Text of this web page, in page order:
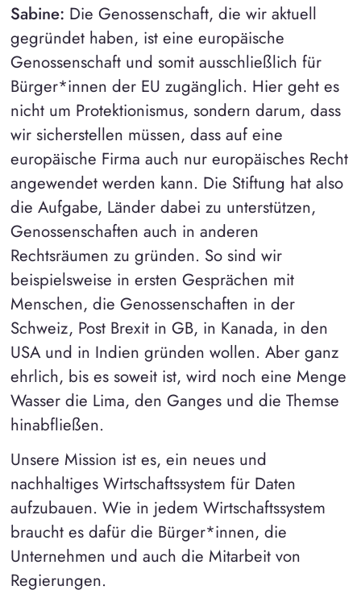
Sabine: Die Genossenschaft, die wir aktuell
gegründet haben, ist eine europäische
Genossenschaft und somit ausschließlich für
Bürger*innen der EU zugänglich. Hier geht es
nicht um Protektionismus, sondern darum, dass
wir sicherstellen müssen, dass auf eine
europäische Firma auch nur europäisches Recht
angewendet werden kann. Die Stiftung hat also
die Aufgabe, Länder dabei zu unterstützen,
Genossenschaften auch in anderen
Rechtsräumen zu gründen. So sind wir
beispielsweise in ersten Gesprächen mit
Menschen, die Genossenschaften in der
Schweiz, Post Brexit in GB, in Kanada, in den
USA und in Indien gründen wollen. Aber ganz
ehrlich, bis es soweit ist, wird noch eine Menge
Wasser die Lima, den Ganges und die Themse
hinabfließen.
Unsere Mission ist es, ein neues und
nachhaltiges Wirtschaftssystem für Daten
aufzubauen. Wie in jedem Wirtschaftssystem
braucht es dafür die Bürger*innen, die
Unternehmen und auch die Mitarbeit von
Regierungen.